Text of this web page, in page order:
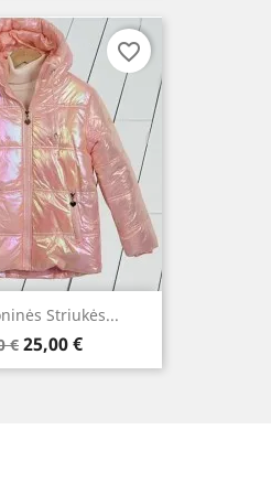
Striukės...
€ Kaina
25,00 €
favorite_border